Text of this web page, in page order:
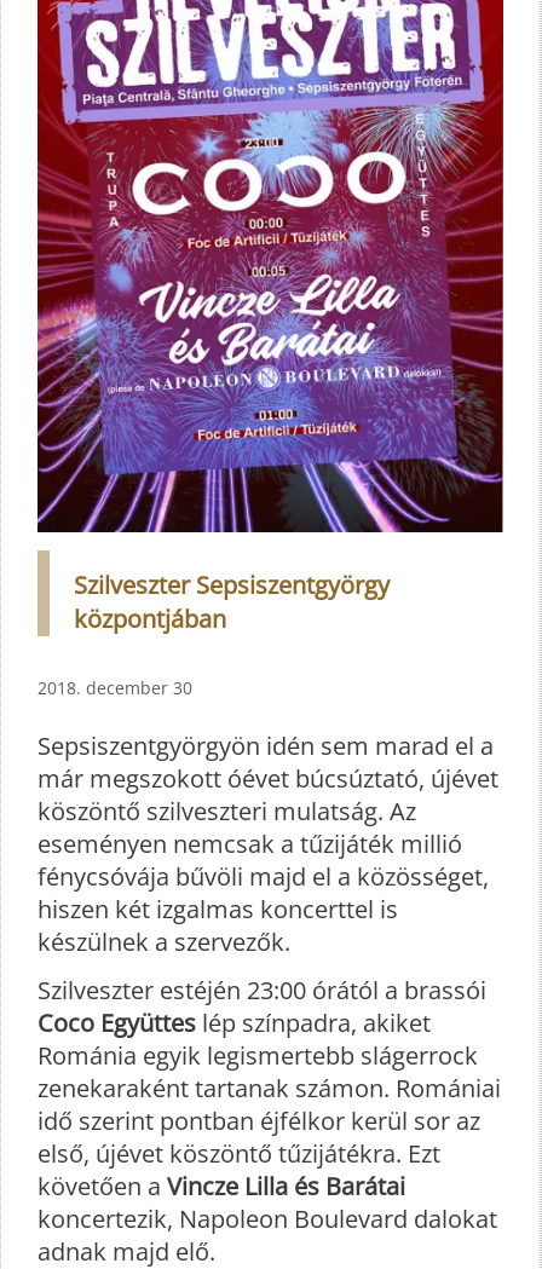
Szilveszter Sepsiszentgyörgy
központjában
2018. december 30
Sepsiszentgyörgyön idén sem marad el a
már megszokott óévet búcsúztató, újévet
köszöntő szilveszteri mulatság. Az
eseményen nemcsak a tűzijáték millió
fénycsóvája bűvöli majd el a közösséget,
hiszen két izgalmas koncerttel is
készülnek a szervezők.
Szilveszter estéjén 23:00 órától a brassói
Coco Együttes lép színpadra, akiket
Románia egyik legismertebb slágerrock
zenekaraként tartanak számon. Romániai
idő szerint pontban éjfélkor kerül sor az
első, újévet köszöntő tűzijátékra. Ezt
követően a Vincze Lilla és Barátai
koncertezik, Napoleon Boulevard dalokat
adnak majd elő.